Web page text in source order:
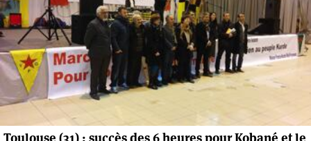
Toulouse (31) : succès des 6 heures pour Kobané et le